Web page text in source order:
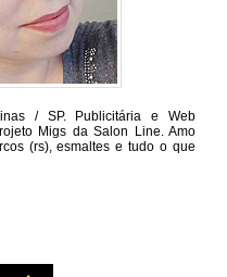
/ SP. Publicitária e Web
Migs da Salon Line. Amo
(rs), esmaltes e tudo o que